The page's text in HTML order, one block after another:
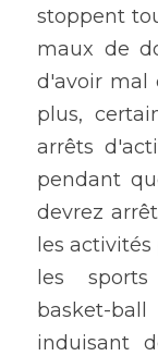
stoppent
maux de
d'avoir mal
plus,
arrêts
pendant
devrez
les
les
basket-
induisant